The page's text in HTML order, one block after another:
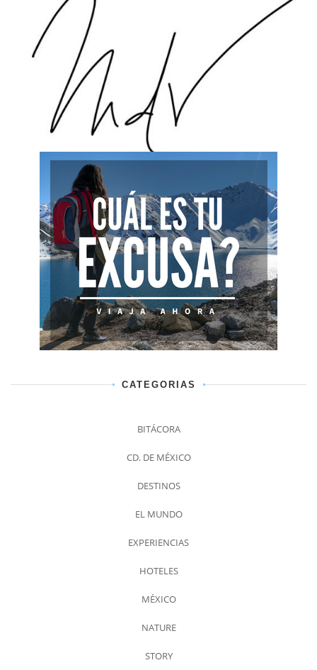
CATEGORIAS
BITÁCORA
CD. DE MÉXICO
DESTINOS
EL MUNDO
EXPERIENCIAS
HOTELES
MÉXICO
NATURE
STORY